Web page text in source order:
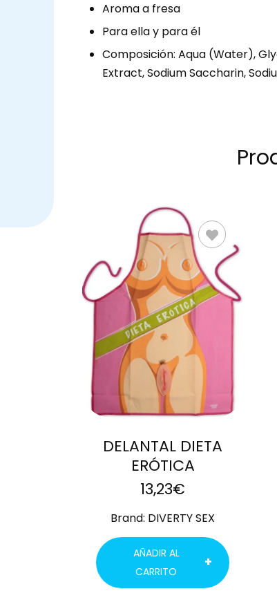
Aroma a fresa
Para ella y para él
Composición: Aqua (Water),
Extract, Sodium Saccharin,
AÑADIR AL
CARRITO
DELANTAL DIETA
ERÓTICA
13,23€
Brand: DIVERTY SEX
AÑADIR AL
CARRITO